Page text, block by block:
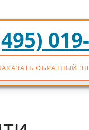
ОБРАТНЫЙ